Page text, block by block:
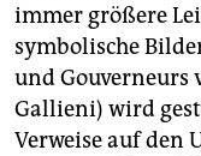
immer größere
symbolische
und Gouverneurs
Gallieni) wird
Verweise auf den